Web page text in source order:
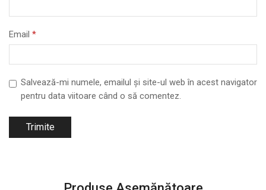
Email *
Salvează-mi numele, emailul și site-ul web în acest navigator
pentru data viitoare când o să comentez.